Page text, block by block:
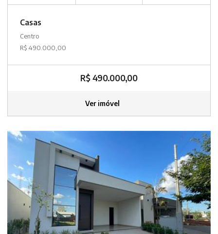
Casas
Centro
R$ 490.000,00
R$ 490.000,00
Ver imóvel